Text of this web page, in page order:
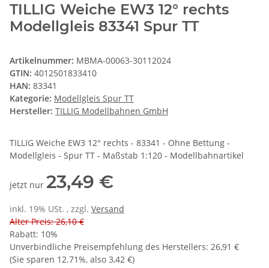
TILLIG Weiche EW3 12° rechts
Modellgleis 83341 Spur TT
Artikelnummer: MBMA-00063-30112024
GTIN: 4012501833410
HAN: 83341
Kategorie: Modellgleis Spur TT
Hersteller: TILLIG Modellbahnen GmbH
TILLIG Weiche EW3 12° rechts - 83341 - Ohne Bettung -
Modellgleis - Spur TT - Maßstab 1:120 - Modellbahnartikel
jetzt nur 23,49 €
inkl. 19% USt. , zzgl. Versand
Alter Preis: 26,10 €
Rabatt: 10%
Unverbindliche Preisempfehlung des Herstellers: 26,91 €
(Sie sparen 12.71%, also 3,42 €)